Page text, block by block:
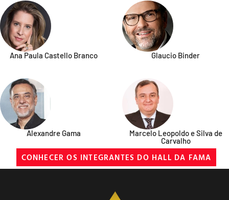
Ana Paula Castello Branco Glaucio Binder
Alexandre Gama
Marcelo Leopoldo e Silva de
Carvalho
CONHECER OS INTEGRANTES DO HALL DA FAMA